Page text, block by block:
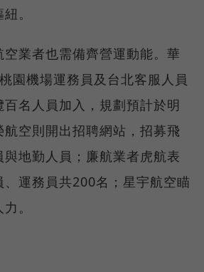
。
業者也需備齊營運動能。華
園機場運務員及台北客服人員
名人員加入，規劃預計於明
空則開出招聘網站，招募飛
地勤人員；廉航業者虎航表
、運務員共200名；星宇航空瞄
。